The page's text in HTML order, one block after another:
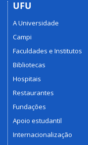
UFU
A Universidade
Campi
Faculdades e Institutos
Bibliotecas
Hospitais
Restaurantes
Fundações
Apoio estudantil
Internacionalização